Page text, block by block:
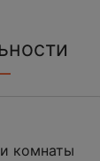
комнаты